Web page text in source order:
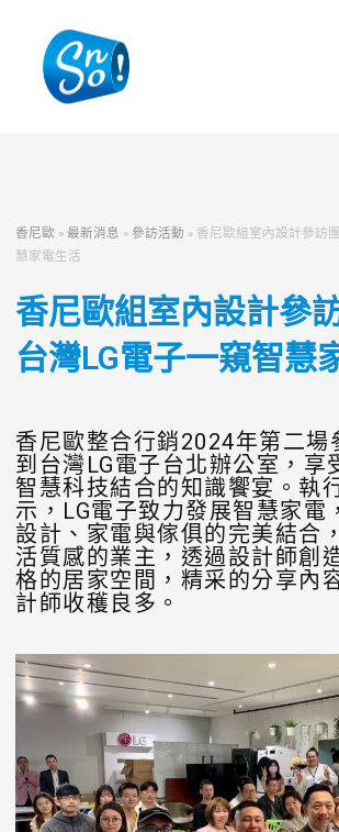
香尼歐 » 最新消息 » 參訪活動 » 香尼歐組室內設計參訪
慧家電生活
香尼歐組室內設計參
台灣LG電子一窺智慧
香尼歐整合行銷2024年第二場
到台灣LG電子台北辦公室，享
智慧科技結合的知識饗宴。執
示，LG電子致力發展智慧家電
設計、家電與傢俱的完美結合
活質感的業主，透過設計師創
格的居家空間，精采的分享內
計師收穫良多。